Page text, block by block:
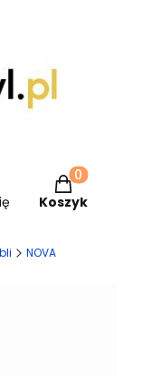
Produkty w
Koszyk
NOVA